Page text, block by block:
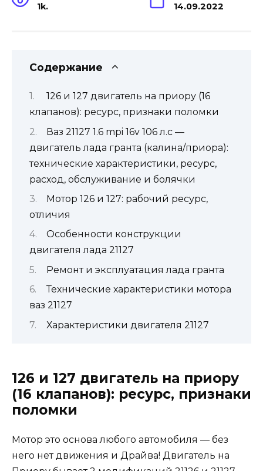
1k. 14.09.2022
Содержание
126 и 127 двигатель на приору (16
клапанов): ресурс, признаки поломки
Ваз 21127 1.6 mpi 16v 106 л.с —
двигатель лада гранта (калина/приора):
технические характеристики, ресурс,
расход, обслуживание и болячки
Мотор 126 и 127: рабочий ресурс,
отличия
Особенности конструкции
двигателя лада 21127
Ремонт и эксплуатация лада гранта
Технические характеристики мотора
ваз 21127
Характеристики двигателя 21127
126 и 127 двигатель на приору
(16 клапанов): ресурс, признаки
поломки
Мотор это основа любого автомобиля — без
него нет движения и Драйва! Двигатель на